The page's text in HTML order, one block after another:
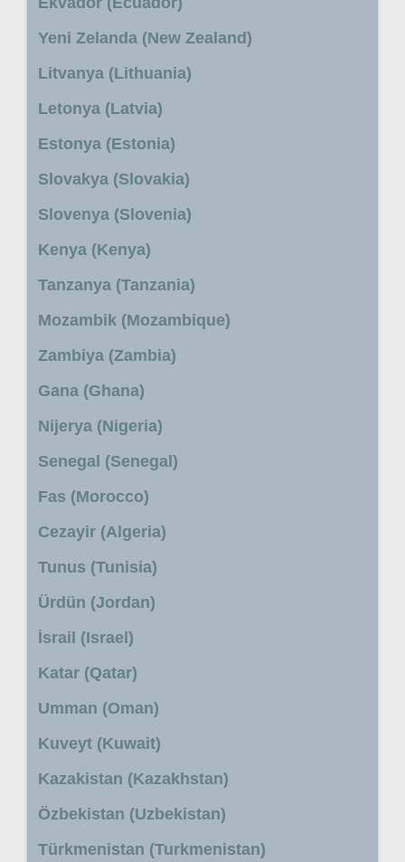
Yeni Zelanda (New Zealand)
Litvanya (Lithuania)
Letonya (Latvia)
Estonya (Estonia)
Slovakya (Slovakia)
Slovenya (Slovenia)
Kenya (Kenya)
Tanzanya (Tanzania)
Mozambik (Mozambique)
Zambiya (Zambia)
Gana (Ghana)
Nijerya (Nigeria)
Senegal (Senegal)
Fas (Morocco)
Cezayir (Algeria)
Tunus (Tunisia)
Ürdün (Jordan)
İsrail (Israel)
Katar (Qatar)
Umman (Oman)
Kuveyt (Kuwait)
Kazakistan (Kazakhstan)
Özbekistan (Uzbekistan)
Türkmenistan (Turkmenistan)